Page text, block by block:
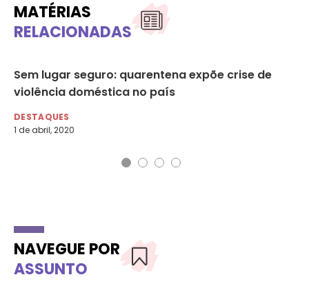
MATÉRIAS
RELACIONADAS
Sem lugar seguro: quarentena expõe crise de
violência doméstica no país
DESTAQUES
1 de abril, 2020
NAVEGUE POR
ASSUNTO